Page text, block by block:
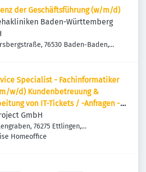
der Geschäftsführung (w/m/d)
Baden-Württemberg
76530 Baden-Baden,
Specialist - Fachinformatiker
w/d) Kundenbetreuung &
von IT-Tickets / -Anfragen -
GmbH
76275 Ettlingen,
Homeoffice